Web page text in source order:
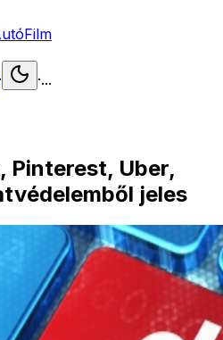
Film
· ·...
Pinterest, Uber,
jeles